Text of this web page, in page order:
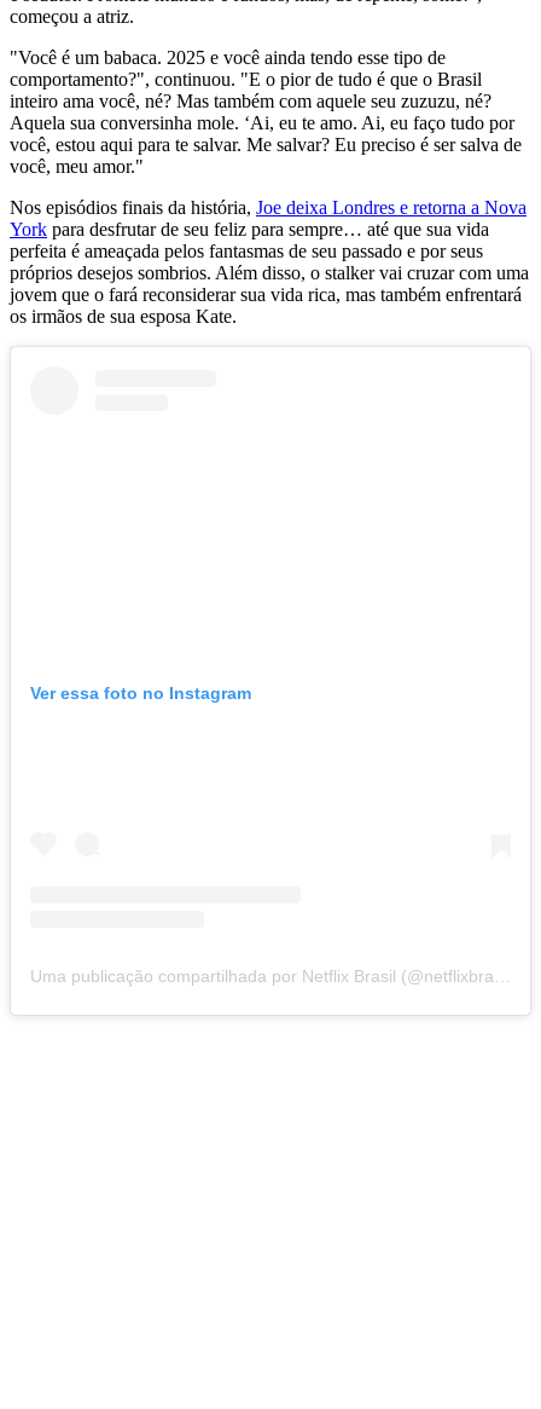
começou a atriz.
"Você é um babaca. 2025 e você ainda tendo esse tipo de
comportamento?", continuou. "E o pior de tudo é que o Brasil
inteiro ama você, né? Mas também com aquele seu zuzuzu, né?
Aquela sua conversinha mole. ‘Ai, eu te amo. Ai, eu faço tudo por
você, estou aqui para te salvar. Me salvar? Eu preciso é ser salva de
você, meu amor."
Nos episódios finais da história, Joe deixa Londres e retorna a Nova
York para desfrutar de seu feliz para sempre… até que sua vida
perfeita é ameaçada pelos fantasmas de seu passado e por seus
próprios desejos sombrios. Além disso, o stalker vai cruzar com uma
jovem que o fará reconsiderar sua vida rica, mas também enfrentará
os irmãos de sua esposa Kate.
Ver essa foto no Instagram